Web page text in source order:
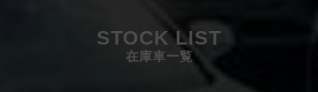
STOCK LIST
在庫車一覧